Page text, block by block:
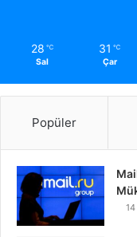
28 ℃
Sal
31 ℃
Çar
Popüler